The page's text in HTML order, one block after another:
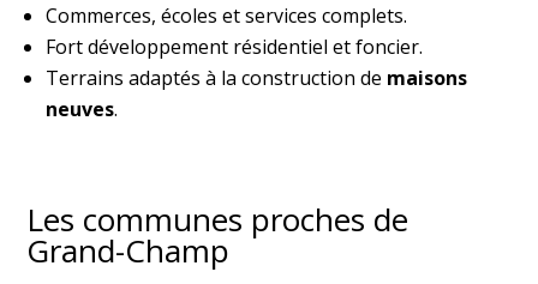
Commerces, écoles et services complets.
Fort développement résidentiel et foncier.
Terrains adaptés à la construction de maisons
neuves.
Les communes proches de
Grand-Champ